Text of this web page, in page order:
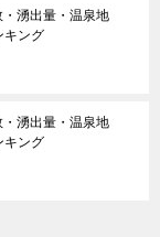
・湧出量・温泉地
キング
・湧出量・温泉地
キング